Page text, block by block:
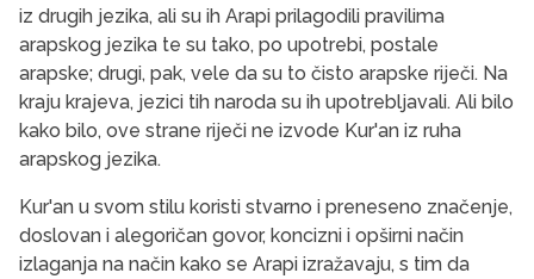
iz drugih jezika, ali su ih Arapi prilagodili pravilima
arapskog jezika te su tako, po upotrebi, postale
arapske; drugi, pak, vele da su to čisto arapske riječi. Na
kraju krajeva, jezici tih naroda su ih upotrebljavali. Ali bilo
kako bilo, ove strane riječi ne izvode Kur'an iz ruha
arapskog jezika.
Kur'an u svom stilu koristi stvarno i preneseno značenje,
doslovan i alegoričan govor, koncizni i opširni način
izlaganja na način kako se Arapi izražavaju, s tim da